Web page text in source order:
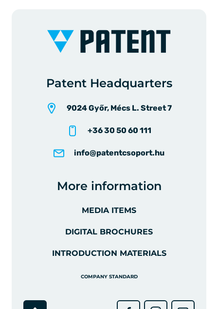
Patent Headquarters
9024 Győr, Mécs L. Street 7
+36 30 50 60 111
info@patentcsoport.hu
More information
MEDIA ITEMS
DIGITAL BROCHURES
INTRODUCTION MATERIALS
COMPANY STANDARD